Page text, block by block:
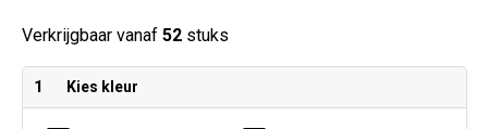
Verkrijgbaar vanaf 52stuks
1 Kies kleur